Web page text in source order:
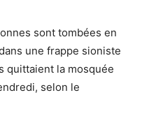
sont tombées en
une frappe sioniste
quittaient la mosquée
selon le